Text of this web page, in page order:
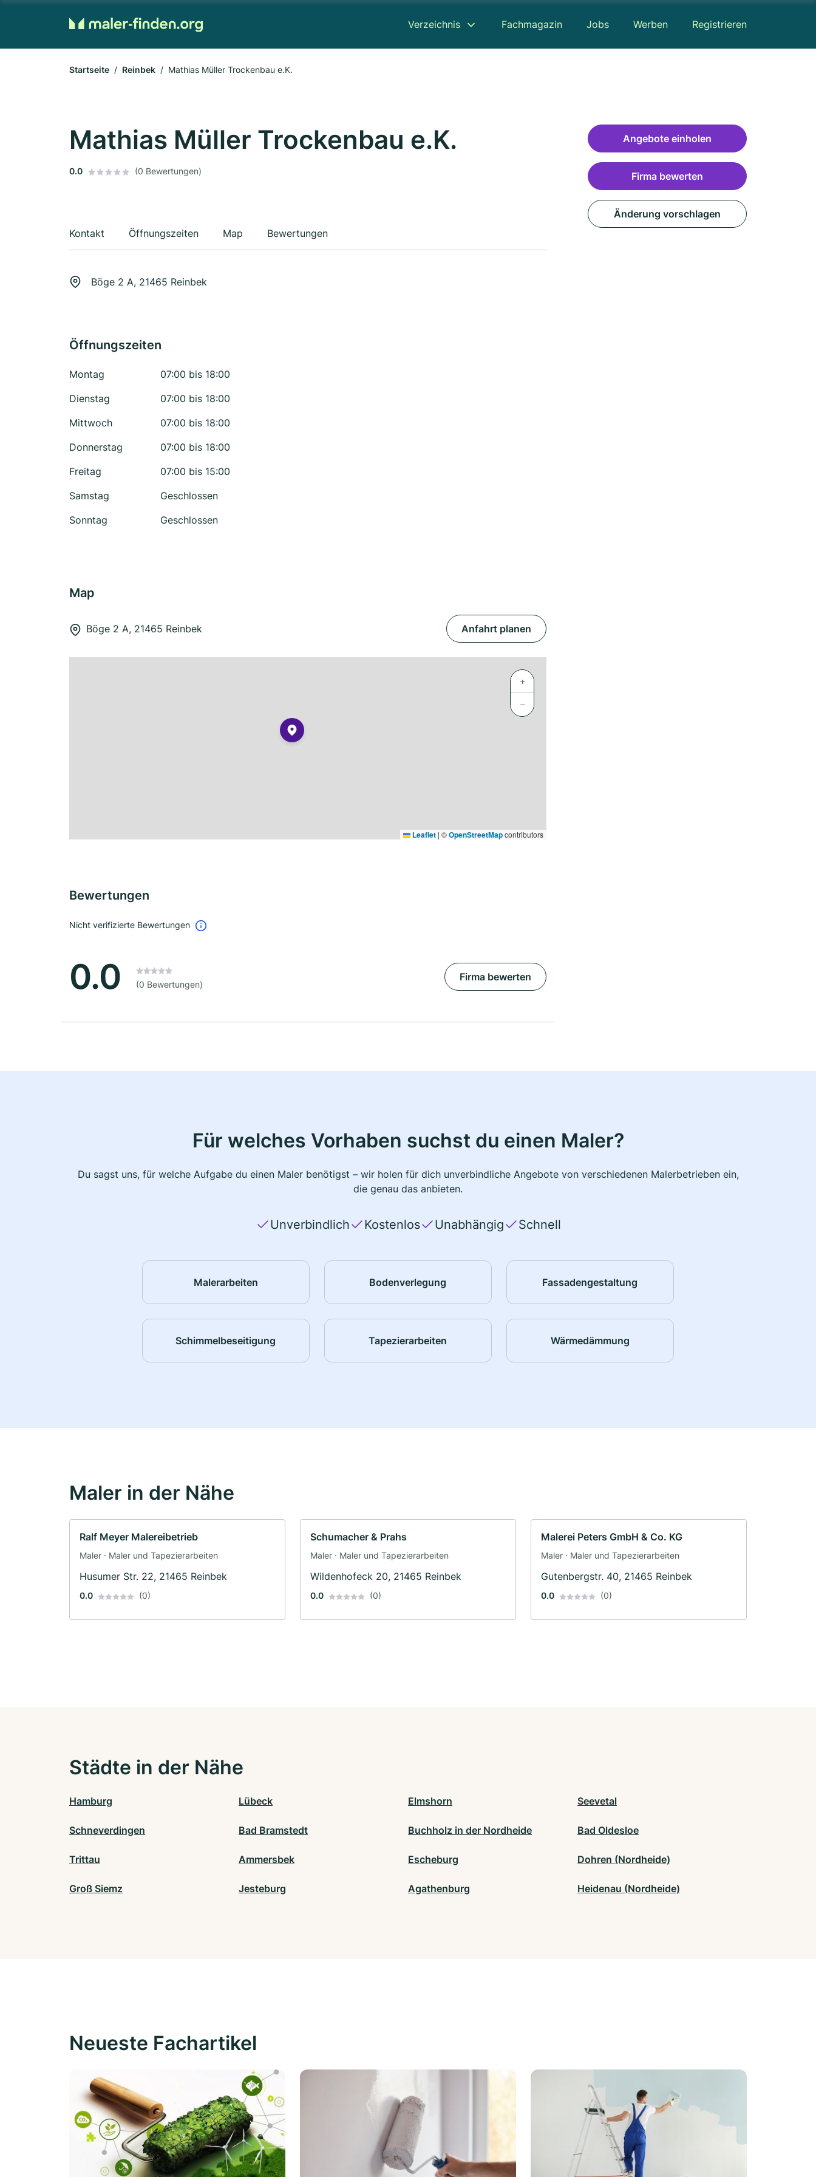
Verzeichnis Fachmagazin Jobs Werben Registrieren
Startseite Reinbek Mathias Müller Trockenbau e.K.
Mathias Müller Trockenbau e.K.
0.0 (0 Bewertungen)
Kontakt Öffnungszeiten Map Bewertungen
Böge 2 A, 21465 Reinbek
Öffnungszeiten
Montag
07:00 bis 18:00
Dienstag
07:00 bis 18:00
Mittwoch
07:00 bis 18:00
Donnerstag
07:00 bis 18:00
Freitag
07:00 bis 15:00
Samstag
Geschlossen
Sonntag
Geschlossen
Map
Böge 2 A, 21465 Reinbek Anfahrt planen
+
−
Leaflet | ©OpenStreetMapcontributors
Bewertungen
Nicht verifizierte Bewertungen
0.0 (0 Bewertungen)
Firma bewerten
Angebote einholen
Firma bewerten
Änderung vorschlagen
Für welches Vorhaben suchst du einen Maler?
Du sagst uns, für welche Aufgabe du einen Maler benötigst – wir holen für dich unverbindliche Angebote von verschiedenen Malerbetrieben ein,
die genau das anbieten.
Unverbindlich Kostenlos Unabhängig Schnell
Malerarbeiten Bodenverlegung Fassadengestaltung
Schimmelbeseitigung Tapezierarbeiten Wärmedämmung
Maler in der Nähe
Ralf Meyer Malereibetrieb
Maler · Maler und Tapezierarbeiten
Husumer Str. 22, 21465 Reinbek
0.0 (0)
Schumacher & Prahs
Maler · Maler und Tapezierarbeiten
Wildenhofeck 20, 21465 Reinbek
0.0 (0)
Malerei Peters GmbH & Co. KG
Maler · Maler und Tapezierarbeiten
Gutenbergstr. 40, 21465 Reinbek
0.0 (0)
Städte in der Nähe
Hamburg Lübeck Elmshorn Seevetal
Schneverdingen Bad Bramstedt Buchholz in der Nordheide Bad Oldesloe
Trittau Ammersbek Escheburg Dohren (Nordheide)
Groß Siemz Jesteburg Agathenburg Heidenau (Nordheide)
Neueste Fachartikel